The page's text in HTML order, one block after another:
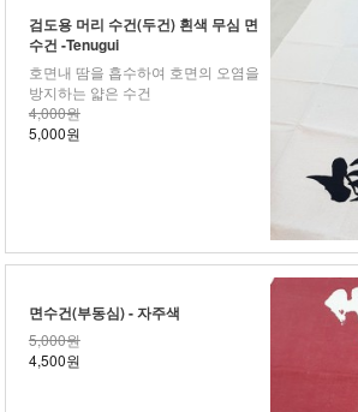
검도용 머리 수건(두건) 흰색 무심 면
수건 -Tenugui
호면내 땀을 흡수하여 호면의 오염을
방지하는 얇은 수건
4,000원
5,000원
면수건(부동심) - 자주색
5,000원
4,500원